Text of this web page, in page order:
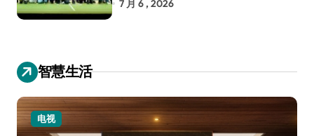
7 月 6 , 2026
智慧生活
电视